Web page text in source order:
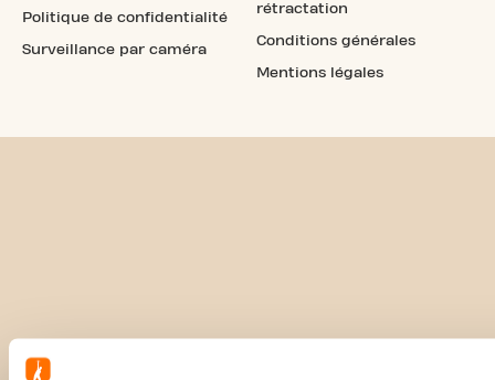
Politique de confidentialité
Surveillance par caméra
rétractation
Conditions générales
Mentions légales